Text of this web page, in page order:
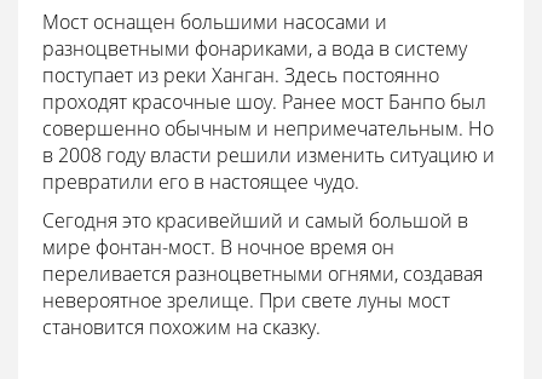
Мост оснащен большими насосами и
разноцветными фонариками, а вода в систему
поступает из реки Ханган. Здесь постоянно
проходят красочные шоу. Ранее мост Банпо был
совершенно обычным и непримечательным. Но
в 2008 году власти решили изменить ситуацию и
превратили его в настоящее чудо.
Сегодня это красивейший и самый большой в
мире фонтан-мост. В ночное время он
переливается разноцветными огнями, создавая
невероятное зрелище. При свете луны мост
становится похожим на сказку.